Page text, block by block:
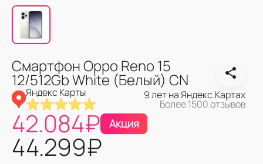
Смартфон Oppo Reno 15
12/512Gb White (Белый) CN
Яндекс Карты 9 лет на Яндекс.Картах
Более 1500 отзывов
42.084₽ Акция
44.299₽